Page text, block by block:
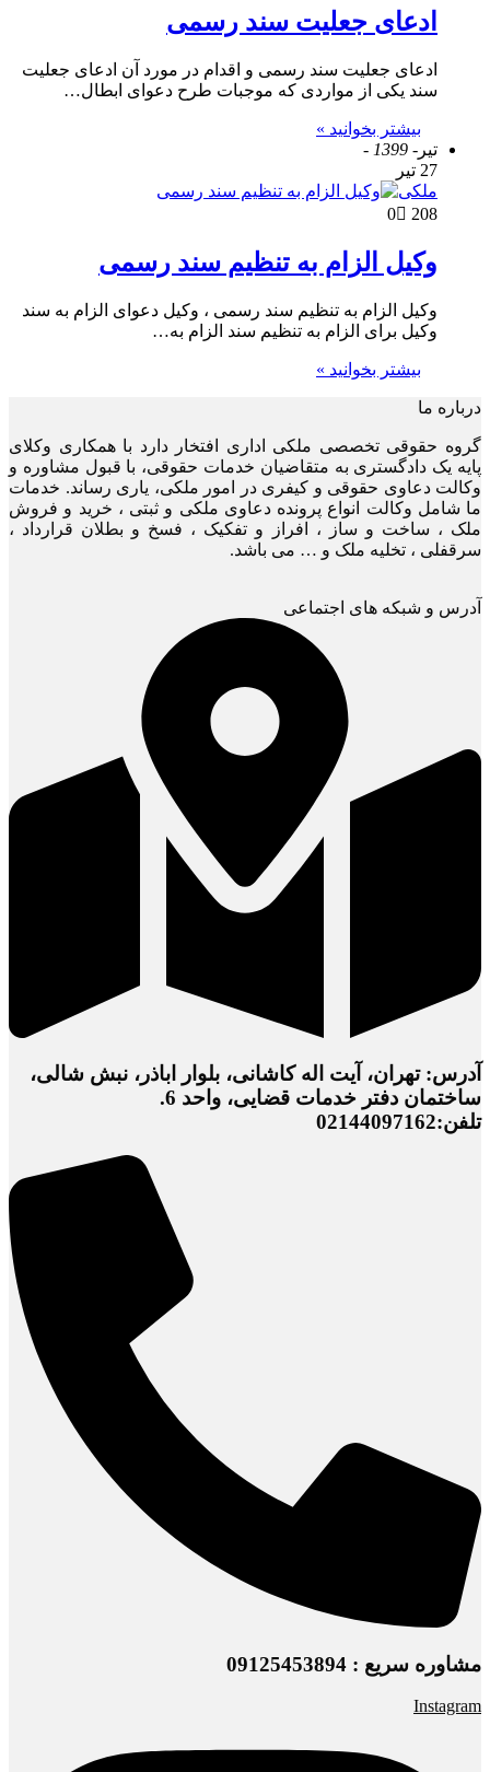
ادعای جعلیت سند رسمی
ادعای جعلیت سند رسمی و اقدام در مورد آن ادعای جعلیت
سند یکی از مواردی که موجبات طرح دعوای ابطال…
بیشتر بخوانید »
تیر - 1399 -
27 تیر
ملکی
0
208
وکیل الزام به تنظیم سند رسمی
وکیل الزام به تنظیم سند رسمی ، وکیل دعوای الزام به سند
وکیل برای الزام به تنظیم سند الزام به…
بیشتر بخوانید »
درباره ما
گروه حقوقی تخصصی ملکی اداری افتخار دارد با همکاری وکلای
پایه یک دادگستری به متقاضیان خدمات حقوقی، با قبول مشاوره و
وکالت دعاوی حقوقی و کیفری در امور ملکی، یاری رساند. خدمات
ما شامل وکالت انواع پرونده دعاوی ملکی و ثبتی ، خرید و فروش
ملک ، ساخت و ساز ، افراز و تفکیک ، فسخ و بطلان قرارداد ،
سرقفلی ، تخلیه ملک و … می باشد.
آدرس و شبکه های اجتماعی
آدرس: تهران، آیت اله کاشانی، بلوار اباذر، نبش شالی،
ساختمان دفتر خدمات قضایی، واحد 6.
تلفن:02144097162
مشاوره سریع : 09125453894
Instagram